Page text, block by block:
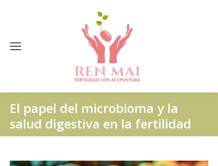
El papel del microbioma y la
salud digestiva en la fertilidad